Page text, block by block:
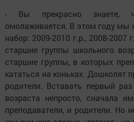
- Вы прекрасно знаете,
омолаживается. В этом году мы
набор: 2009-2010 г.р., 2008-2007
старшие группы школьного
старшие группы, в которых
кататься на коньках. Дошколят
родители. Вставать первый
возраста непросто, сначала
преподаватели, и родители. Но